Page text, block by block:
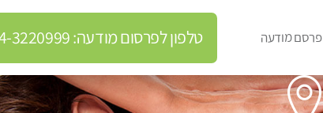
פרסם מודעה טלפון לפרסום מודעה: 054-3220999